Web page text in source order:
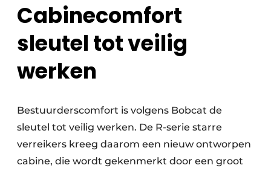
Cabinecomfort
sleutel tot veilig
werken
Bestuurderscomfort is volgens Bobcat de
sleutel tot veilig werken. De R-serie starre
verreikers kreeg daarom een nieuw ontworpen
cabine, die wordt gekenmerkt door een groot